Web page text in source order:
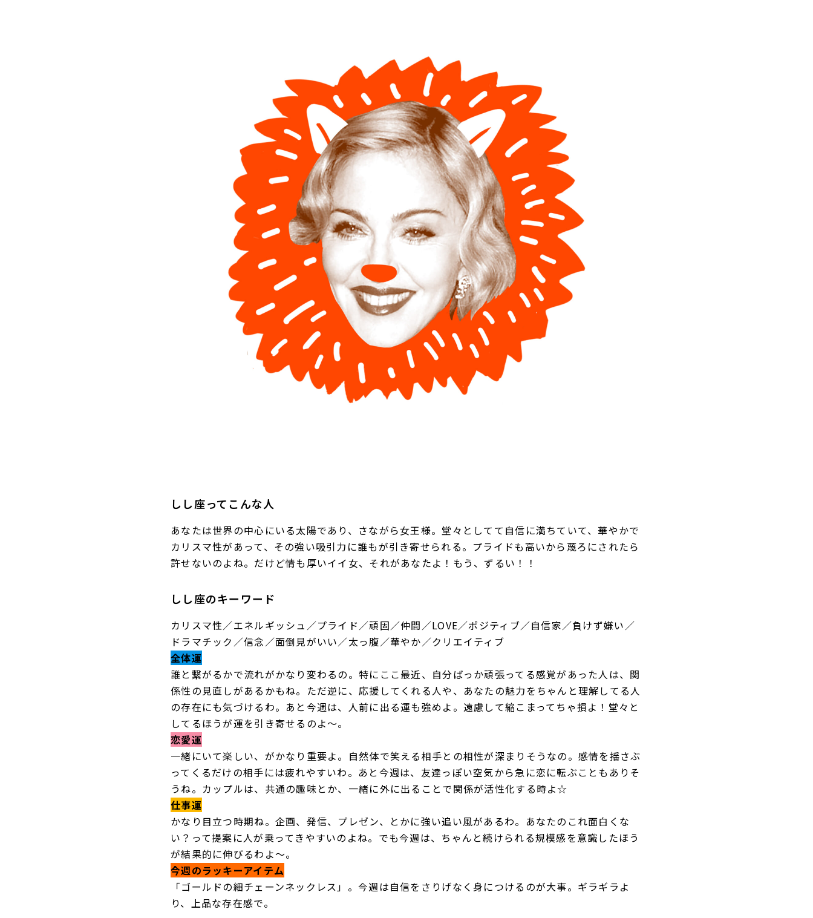
しし座ってこんな人
あなたは世界の中心にいる太陽であり、さながら女王様。堂々としてて自信に満ちていて、華やかで
カリスマ性があって、その強い吸引力に誰もが引き寄せられる。プライドも高いから蔑ろにされたら
許せないのよね。だけど情も厚いイイ女、それがあなたよ！もう、ずるい！！
しし座のキーワード
カリスマ性／エネルギッシュ／プライド／頑固／仲間／LOVE／ポジティブ／自信家／負けず嫌い／
ドラマチック／信念／面倒見がいい／太っ腹／華やか／クリエイティブ
全体運
誰と繋がるかで流れがかなり変わるの。特にここ最近、自分ばっか頑張ってる感覚があった人は、関
係性の見直しがあるかもね。ただ逆に、応援してくれる人や、あなたの魅力をちゃんと理解してる人
の存在にも気づけるわ。あと今週は、人前に出る運も強めよ。遠慮して縮こまってちゃ損よ！堂々と
してるほうが運を引き寄せるのよ～。
恋愛運
一緒にいて楽しい、がかなり重要よ。自然体で笑える相手との相性が深まりそうなの。感情を揺さぶ
ってくるだけの相手には疲れやすいわ。あと今週は、友達っぽい空気から急に恋に転ぶこともありそ
うね。カップルは、共通の趣味とか、一緒に外に出ることで関係が活性化する時よ☆
仕事運
かなり目立つ時期ね。企画、発信、プレゼン、とかに強い追い風があるわ。あなたのこれ面白くな
い？って提案に人が乗ってきやすいのよね。でも今週は、ちゃんと続けられる規模感を意識したほう
が結果的に伸びるわよ～。
今週のラッキーアイテム
「ゴールドの細チェーンネックレス」。今週は自信をさりげなく身につけるのが大事。ギラギラよ
り、上品な存在感で。